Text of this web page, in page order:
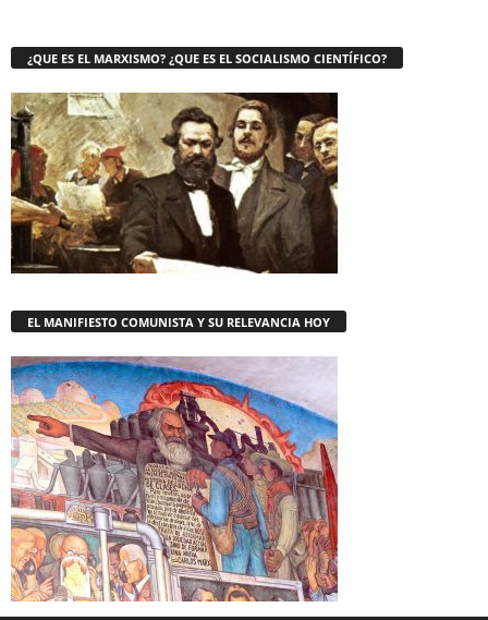
¿QUE ES EL MARXISMO? ¿QUE ES EL SOCIALISMO CIENTÍFICO?
EL MANIFIESTO COMUNISTA Y SU RELEVANCIA HOY